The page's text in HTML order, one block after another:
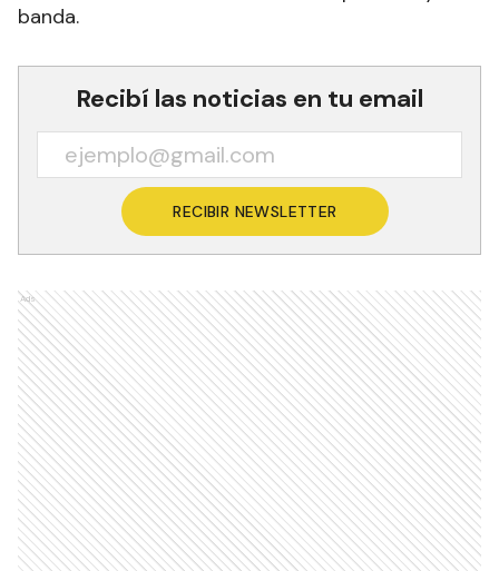
banda.
Recibí las noticias en tu email
RECIBIR NEWSLETTER
Ads